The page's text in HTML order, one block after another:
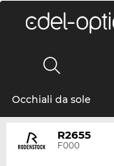
Occhiali da sole
R2655
F000